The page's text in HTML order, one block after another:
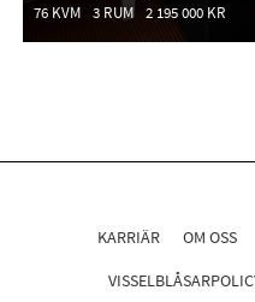
76 KVM 3 RUM 2 195 000 KR
KARRIÄR OM OSS